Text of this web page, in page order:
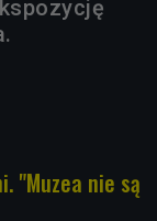
"Muzea nie są